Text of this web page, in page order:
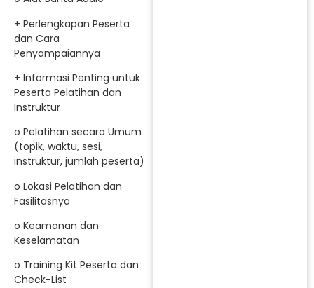
+ Perlengkapan Peserta
dan Cara
Penyampaiannya
+ Informasi Penting untuk
Peserta Pelatihan dan
Instruktur
o Pelatihan secara Umum
(topik, waktu, sesi,
instruktur, jumlah peserta)
o Lokasi Pelatihan dan
Fasilitasnya
o Keamanan dan
Keselamatan
o Training Kit Peserta dan
Check-List